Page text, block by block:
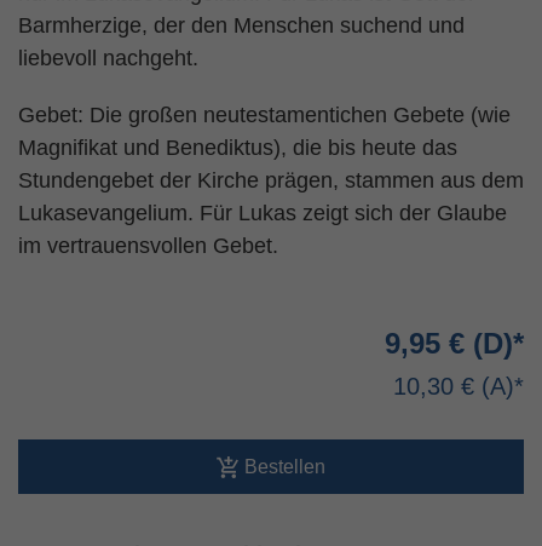
Barmherzige, der den Menschen suchend und
liebevoll nachgeht.
Gebet: Die großen neutestamentichen Gebete (wie
Magnifikat und Benediktus), die bis heute das
Stundengebet der Kirche prägen, stammen aus dem
Lukasevangelium. Für Lukas zeigt sich der Glaube
im vertrauensvollen Gebet.
9,95 €
10,30 €
Bestellen